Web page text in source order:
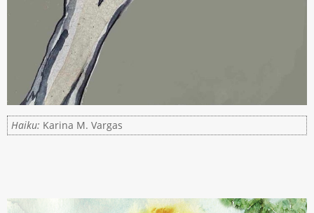
Haiku: Karina M. Vargas